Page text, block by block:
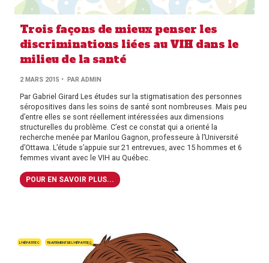
Trois façons de mieux penser les
discriminations liées au VIH dans le
milieu de la santé
2 MARS 2015 PAR
• PAR ADMIN
Par Gabriel Girard Les études sur la stigmatisation des personnes
séropositives dans les soins de santé sont nombreuses. Mais peu
d’entre elles se sont réellement intéressées aux dimensions
structurelles du problème. C’est ce constat qui a orienté la
recherche menée par Marilou Gagnon, professeure à l’Université
d’Ottawa. L’étude s’appuie sur 21 entrevues, avec 15 hommes et 6
femmes vivant avec le VIH au Québec.
POUR EN SAVOIR PLUS...
L'HÉPATITE C TRAITEMENT DE L'HÉPATITE C